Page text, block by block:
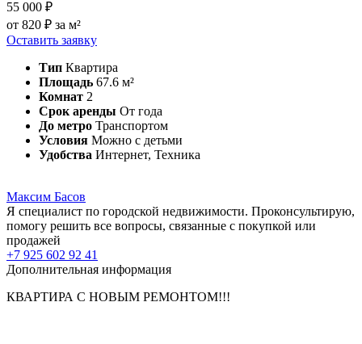
55 000 ₽
от 820 ₽ за м²
Оставить заявку
Тип Квартира
Площадь 67.6 м²
Комнат 2
Срок аренды От года
До метро Транспортом
Условия Можно с детьми
Удобства Интернет, Техника
Максим Басов
Я специалист по городской недвижимости. Проконсультирую,
помогу решить все вопросы, связанные с покупкой или
продажей
+7 925 602 92 41
Дополнительная информация
КВАРТИРА С НОВЫМ РЕМОНТОМ!!!